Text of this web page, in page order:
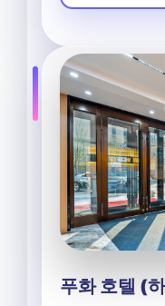
푸화 호텔 (